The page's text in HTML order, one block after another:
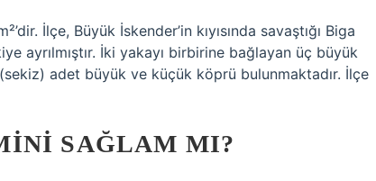
İlçe, Büyük İskender’in kıyısında savaştığı Biga
ayrılmıştır. İki yakayı birbirine bağlayan üç büyük
(sekiz) adet büyük ve küçük köprü bulunmaktadır. İlçe
SAĞLAM MI?